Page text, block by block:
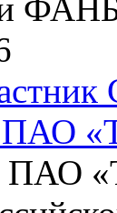
ФАНБ
ПАО